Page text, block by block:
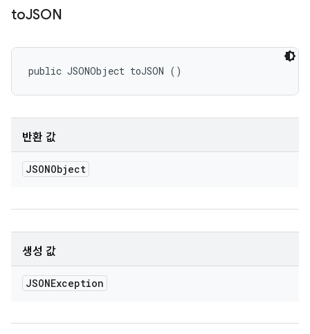
toJSON
public JSONObject toJSON ()
반환 값
JSONObject
생성 값
JSONException